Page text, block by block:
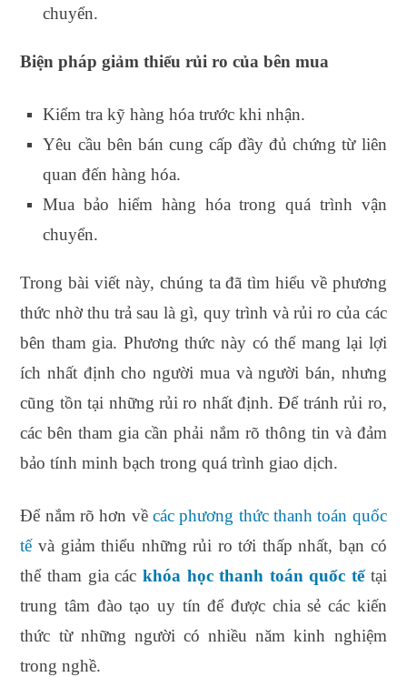
chuyển.
Biện pháp giảm thiểu rủi ro của bên mua
Kiểm tra kỹ hàng hóa trước khi nhận.
Yêu cầu bên bán cung cấp đầy đủ chứng từ liên
quan đến hàng hóa.
Mua bảo hiểm hàng hóa trong quá trình vận
chuyển.
Trong bài viết này, chúng ta đã tìm hiểu về phương
thức nhờ thu trả sau là gì, quy trình và rủi ro của các
bên tham gia. Phương thức này có thể mang lại lợi
ích nhất định cho người mua và người bán, nhưng
cũng tồn tại những rủi ro nhất định. Để tránh rủi ro,
các bên tham gia cần phải nắm rõ thông tin và đảm
bảo tính minh bạch trong quá trình giao dịch.
Để nắm rõ hơn về các phương thức thanh toán quốc
tếvà giảm thiểu những rủi ro tới thấp nhất, bạn có
thể tham gia các khóa học thanh toán quốc tếtại
trung tâm đào tạo uy tín để được chia sẻ các kiến
thức từ những người có nhiều năm kinh nghiệm
trong nghề.